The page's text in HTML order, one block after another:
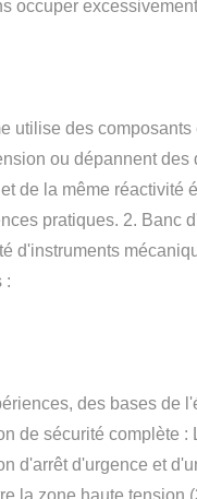
occuper
utilise des
ou dépannent
de la même réactivité
pratiques. 2. Banc
d'instruments
:
des bases de
de sécurité complète
d'arrêt d'urgence et
la zone haute tension